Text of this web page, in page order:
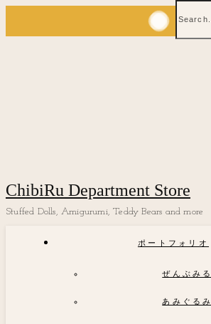
ChibiRu Department Store
Stuffed Dolls, Amigurumi, Teddy Bears and more
ポートフォリオ
ぜんぶみる
あみぐるみ